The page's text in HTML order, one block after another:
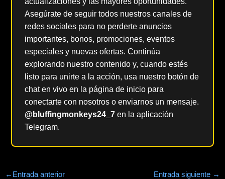
Asegúrate de seguir todos nuestros canales de
redes sociales para no perderte anuncios
importantes, bonos, promociones, eventos
especiales y nuevas ofertas. Continúa
explorando nuestro contenido y, cuando estés
listo para unirte a la acción, usa nuestro botón de
chat en vivo en la página de inicio para
conectarte con nosotros o enviarnos un mensaje.
@bluffingmonkeys24_7en la aplicación
Telegram.
← Entrada anterior Entrada siguiente →